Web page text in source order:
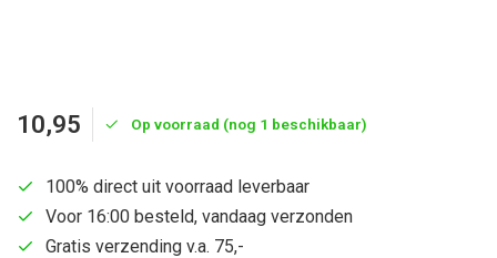
10,95 Op voorraad (nog 1 beschikbaar)
100% direct uit voorraad leverbaar
Voor 16:00 besteld, vandaag verzonden
Gratis verzending v.a. 75,-